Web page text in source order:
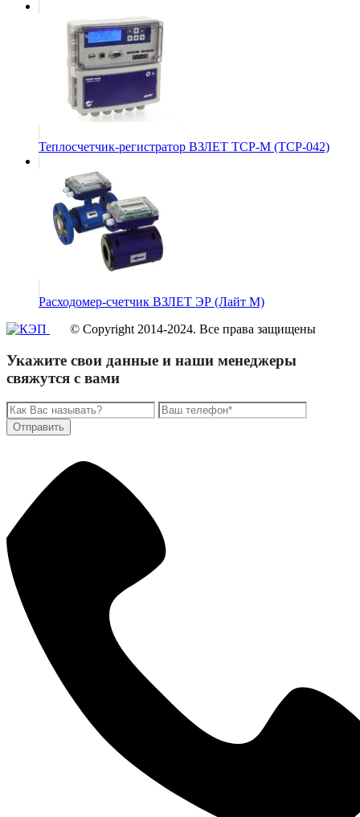
Теплосчетчик-регистратор ВЗЛЕТ ТСР-М (ТСР-042)
Расходомер-счетчик ВЗЛЕТ ЭР (Лайт М)
© Copyright 2014-2024. Все права защищены
Укажите свои данные и наши менеджеры
свяжутся с вами
Отправить